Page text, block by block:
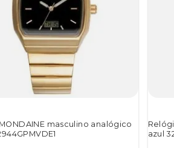
masculino analógico
azul